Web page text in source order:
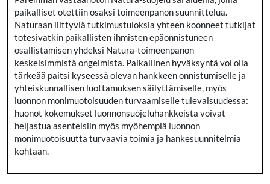
paikalliset otettiin osaksi toimeenpanon suunnittelua.
Naturaan liittyviä tutkimustuloksia yhteen koonneet tutkijat
totesivatkin paikallisten ihmisten epäonnistuneen
osallistamisen yhdeksi Natura-toimeenpanon
keskeisimmistä ongelmista. Paikallinen hyväksyntä voi olla
tärkeää paitsi kyseessä olevan hankkeen onnistumiselle ja
yhteiskunnallisen luottamuksen säilyttämiselle, myös
luonnon monimuotoisuuden turvaamiselle tulevaisuudessa:
huonot kokemukset luonnonsuojeluhankkeista voivat
heijastua asenteisiin myös myöhempiä luonnon
monimuotoisuutta turvaavia toimia ja hankesuunnitelmia
kohtaan.